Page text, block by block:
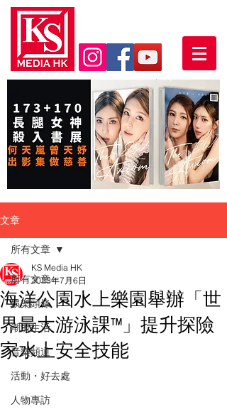
文章
所有文章
娛樂頭條
潮流生活
音樂頻道
活動・好去處
人物專訪
所有文章
海洋公園水上樂園舉辦「世
界最大游泳課™」提升探險
家水上安全技能
KS Media HK
2023年7月6日